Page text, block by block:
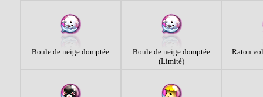
Boule de neige domptée
Boule de neige domptée
(Limité)
Raton